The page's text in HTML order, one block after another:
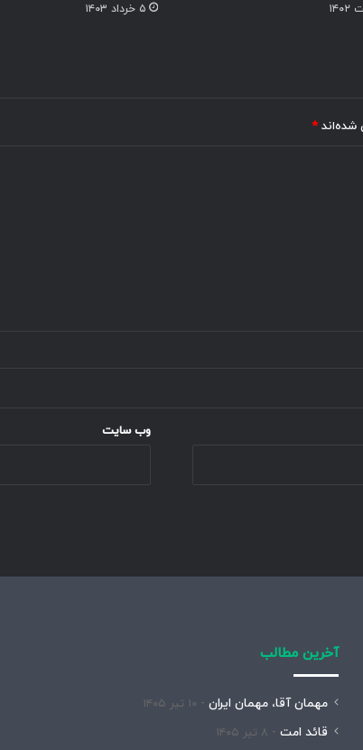
۵ خرداد ۱۴۰۳
شده‌اند *
وب‌ سایت
آخرین مطالب
مهمان آقا، مهمان ایران ۱۰ تیر ۱۴۰۵
قائد امت ۸ تیر ۱۴۰۵